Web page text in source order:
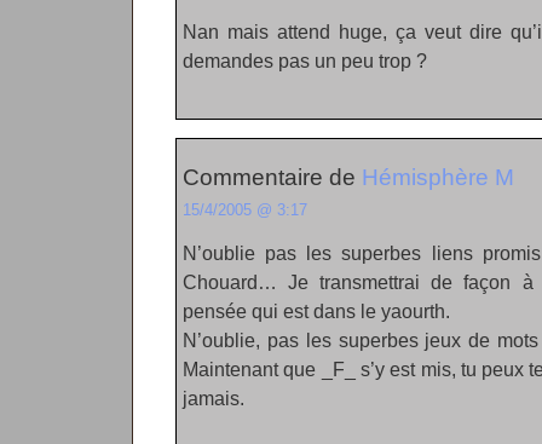
Nan mais attend huge, ça veut dire
demandes pas un peu trop ?
Commentaire de Hémisphère M
15/4/2005 @ 3:17
N’oublie pas les superbes liens
Chouard… Je transmettrai de façon à
pensée qui est dans le yaourth.
N’oublie, pas les superbes jeux de
Maintenant que _F_ s’y est mis, tu peux
jamais.